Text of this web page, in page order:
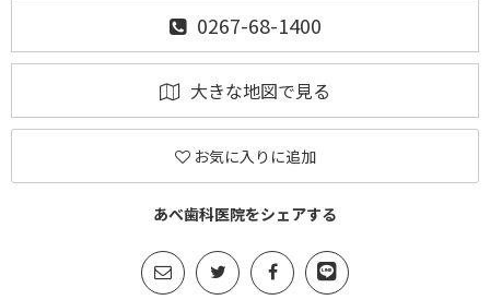
0267-68-1400
大きな地図で見る
お気に入りに追加
あべ歯科医院をシェアする